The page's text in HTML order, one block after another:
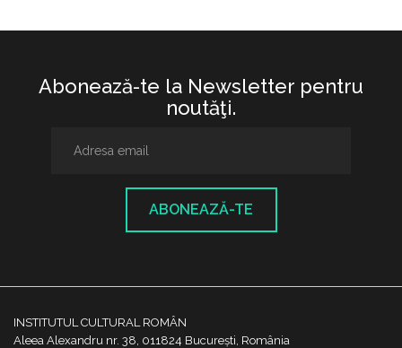
Abonează-te la Newsletter pentru
noutăţi.
ABONEAZĂ-TE
INSTITUTUL CULTURAL ROMÂN
Aleea Alexandru nr. 38, 011824 București, România